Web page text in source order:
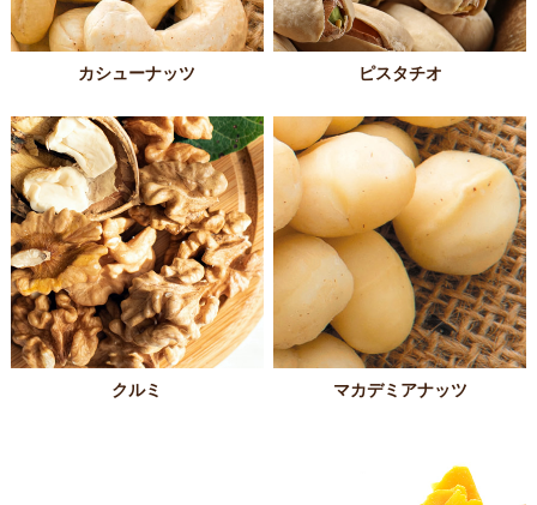
カシューナッツ ピスタチオ
クルミ マカデミアナッツ